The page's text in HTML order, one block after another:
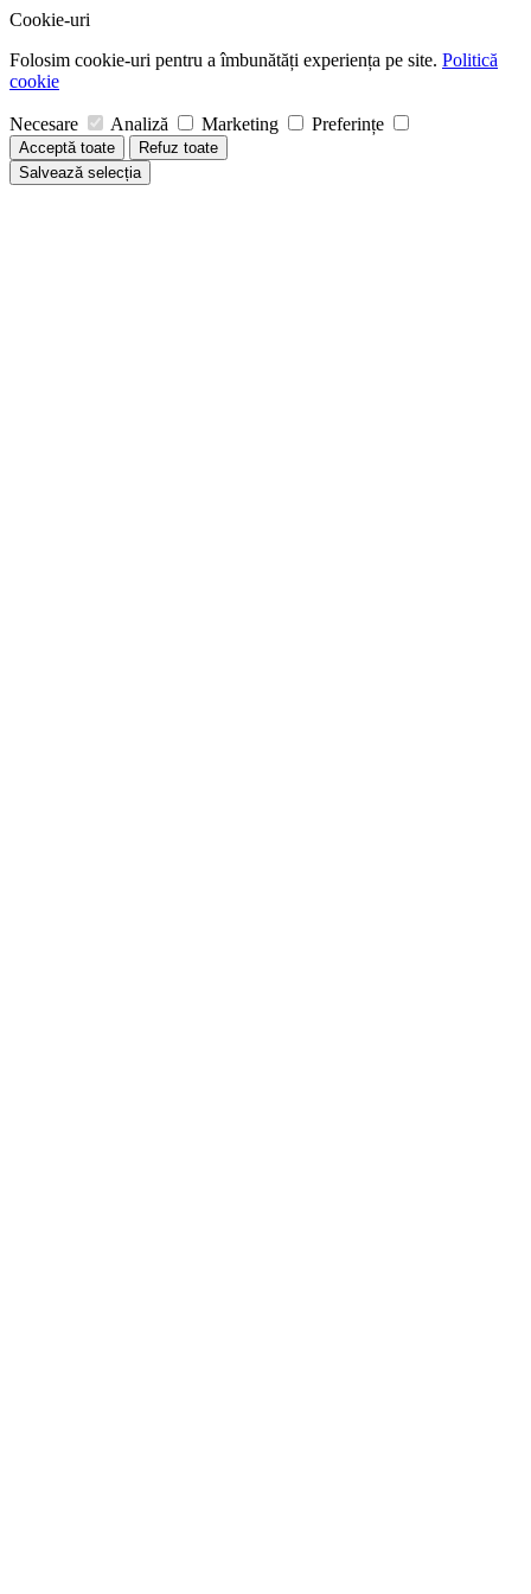
Cookie-uri
Folosim cookie-uri pentru a îmbunătăți experiența pe site. Politică
cookie
Necesare Analiză Marketing Preferințe
Acceptă toate
Refuz toate
Salvează selecția